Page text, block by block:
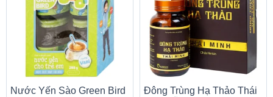
Nước Yến Sào Green Bird
Đông Trùng Hạ Thảo Thái